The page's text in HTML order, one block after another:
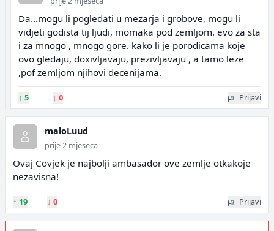
Da...mogu li pogledati u mezarja i grobove, mogu li
vidjeti godista tij ljudi, momaka pod zemljom. evo za sta
i za mnogo , mnogo gore. kako li je porodicama koje
ovo gledaju, doxivljavaju, prezivljavaju , a tamo leze
,pof zemljom njihovi decenijama.
↑ 5 ↓ 0 Prijavi
maloLuud
prije 2 mjeseca
Ovaj Covjek je najbolji ambasador ove zemlje otkakoje
nezavisna!
↑ 19 ↓ 0 Prijavi